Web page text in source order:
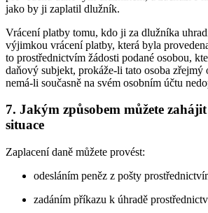
jako by ji zaplatil dlužník.
Vrácení platby tomu, kdo ji za dlužníka
výjimkou vrácení platby, která byla
to prostřednictvím žádosti podané osobou,
daňový subjekt, prokáže-li tato osoba zřejmý
nemá-li současně na svém osobním účtu
7. Jakým způsobem můžete
situace
Zaplacení daně můžete provést:
odesláním peněz z pošty
zadáním příkazu k úhradě